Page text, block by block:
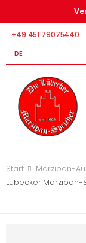
+49 451 79075440
DE
Start
Marzipan-
Lübecker